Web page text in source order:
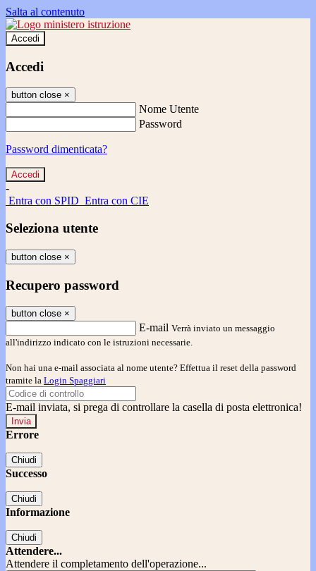
Salta al contenuto
Accedi
Accedi
button close ×
Nome Utente
Password
Password dimenticata?
-
Entra con SPID Entra con CIE
Seleziona utente
button close ×
Recupero password
button close ×
E-mail Verrà inviato un messaggio
all'indirizzo indicato con le istruzioni necessarie.
Non hai una e-mail associata al nome utente? Effettua il reset della password
tramite la Login Spaggiari
E-mail inviata, si prega di controllare la casella di posta elettronica!
Errore
Chiudi
Successo
Chiudi
Informazione
Chiudi
Attendere...
Attendere il completamento dell'operazione...